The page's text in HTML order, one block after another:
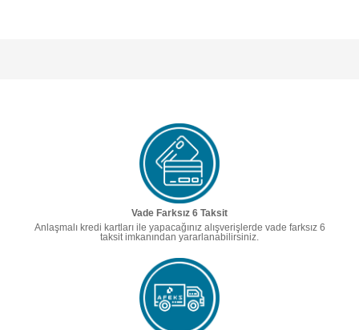
Vade Farksız 6 Taksit
Anlaşmalı kredi kartları ile yapacağınız alışverişlerde vade farksız 6
taksit imkanından yararlanabilirsiniz.